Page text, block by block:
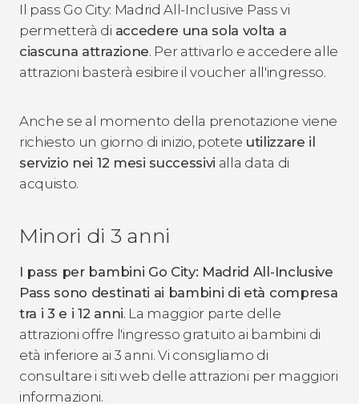
Il pass Go City: Madrid All-Inclusive Pass vi
permetterà di accedere una sola volta a
ciascuna attrazione. Per attivarlo e accedere alle
attrazioni basterà esibire il voucher all'ingresso.
Anche se al momento della prenotazione viene
richiesto un giorno di inizio, potete utilizzare il
servizio nei 12 mesi successivi alla data di
acquisto.
Minori di 3 anni
I pass per bambini Go City: Madrid All-Inclusive
Pass sono destinati ai bambini di età compresa
tra i 3 e i 12 anni. La maggior parte delle
attrazioni offre l'ingresso gratuito ai bambini di
età inferiore ai 3 anni. Vi consigliamo di
consultare i siti web delle attrazioni per maggiori
informazioni.